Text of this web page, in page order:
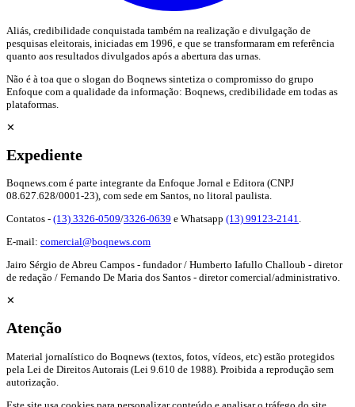
Aliás, credibilidade conquistada também na realização e divulgação de
pesquisas eleitorais, iniciadas em 1996, e que se transformaram em referência
quanto aos resultados divulgados após a abertura das urnas.
Não é à toa que o slogan do Boqnews sintetiza o compromisso do grupo
Enfoque com a qualidade da informação: Boqnews, credibilidade em todas as
plataformas.
✕
Expediente
Boqnews.com é parte integrante da Enfoque Jornal e Editora (CNPJ
08.627.628/0001-23), com sede em Santos, no litoral paulista.
Contatos - (13) 3326-0509/3326-0639 e Whatsapp (13) 99123-2141.
E-mail: comercial@boqnews.com
Jairo Sérgio de Abreu Campos - fundador / Humberto Iafullo Challoub - diretor
de redação / Fernando De Maria dos Santos - diretor comercial/administrativo.
✕
Atenção
Material jornalístico do Boqnews (textos, fotos, vídeos, etc) estão protegidos
pela Lei de Direitos Autorais (Lei 9.610 de 1988). Proibida a reprodução sem
autorização.